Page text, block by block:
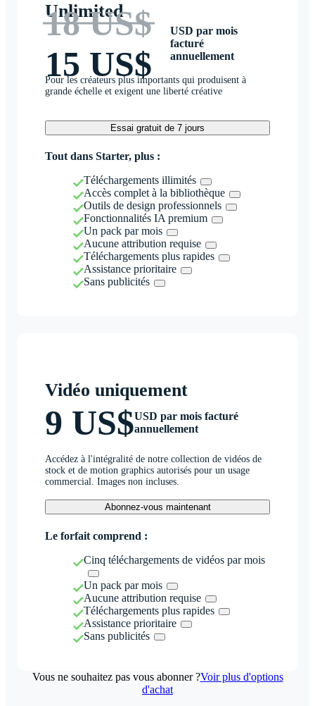
Unlimited
18 US$
15 US$
USD par mois
facturé
annuellement
Pour les créateurs plus importants qui produisent à
grande échelle et exigent une liberté créative
Essai gratuit de 7 jours
Tout dans Starter, plus :
Téléchargements illimités
Accès complet à la bibliothèque
Outils de design professionnels
Fonctionnalités IA premium
Un pack par mois
Aucune attribution requise
Téléchargements plus rapides
Assistance prioritaire
Sans publicités
Vidéo uniquement
9 US$USD par mois facturé
annuellement
Accédez à l'intégralité de notre collection de vidéos de
stock et de motion graphics autorisés pour un usage
commercial. Images non incluses.
Abonnez-vous maintenant
Le forfait comprend :
Cinq téléchargements de vidéos par mois
Un pack par mois
Aucune attribution requise
Téléchargements plus rapides
Assistance prioritaire
Sans publicités
Vous ne souhaitez pas vous abonner ?Voir plus d'options
d'achat